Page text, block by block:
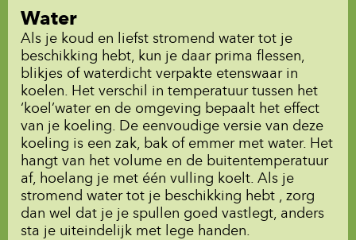
Water
Als je koud en liefst stromend water tot je
beschikking hebt, kun je daar prima flessen,
blikjes of waterdicht verpakte etenswaar in
koelen. Het verschil in temperatuur tussen het
‘koel’water en de omgeving bepaalt het effect
van je koeling. De eenvoudige versie van deze
koeling is een zak, bak of emmer met water. Het
hangt van het volume en de buitentemperatuur
af, hoelang je met één vulling koelt. Als je
stromend water tot je beschikking hebt , zorg
dan wel dat je je spullen goed vastlegt, anders
sta je uiteindelijk met lege handen.